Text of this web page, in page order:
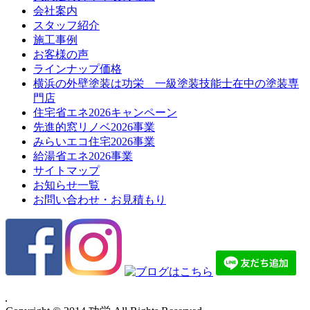
会社案内
スタッフ紹介
施工事例
お客様の声
ラインナップ価格
横浜の外壁塗装は功栄 一級塗装技能士在中の塗装専
門店
住宅省エネ2026キャンペーン
先進的窓リノベ2026事業
みらいエコ住宅2026事業
給湯省エネ2026事業
サイトマップ
お知らせ一覧
お問い合わせ・お見積もり